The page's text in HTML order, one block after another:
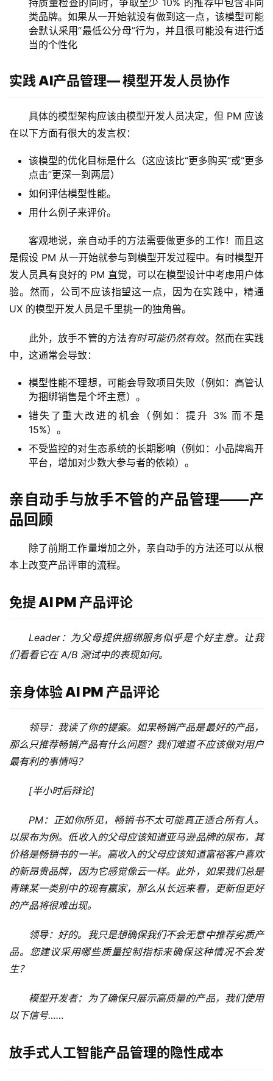
绘
梦
熵
梦
绘
梦
A
I
产
品
行
讯
A
I
持质量检查的同时，争取至少 10% 的推荐中包含非同
类品牌。如果从一开始就没有做到这一点，该模型可能
会默认采用“最低公分母”行为，并且很可能没有进行适
当的个性化
实践 AI产品管理— 模型开发人员协作
具体的模型架构应该由模型开发人员决定，但 PM 应该
在以下方面有很大的发言权：
该模型的优化目标是什么（这应该比“更多购买”或“更多
点击”更深一到两层）
如何评估模型性能。
用什么例子来评价。
客观地说，亲自动手的方法需要做更多的工作！而且这
是假设 PM 从一开始就参与到模型开发过程中。有时模型开
发人员具有良好的 PM 直觉，可以在模型设计中考虑用户体
验。然而，公司不应该指望这一点，因为在实践中，精通
UX 的模型开发人员是千里挑一的独角兽。
此外，放手不管的方法有时可能仍然有效。然而在实践
中，这通常会导致：
模型性能不理想，可能会导致项目失败（例如：高管认
为捆绑销售是个坏主意）。
错失了重大改进的机会（例如：提升 3% 而不是
15%）。
不受监控的对生态系统的长期影响（例如：小品牌离开
平台，增加对少数大参与者的依赖）。
亲自动手与放手不管的产品管理——产
品回顾
除了前期工作量增加之外，亲自动手的方法还可以从根
本上改变产品评审的流程。
免提 AI PM 产品评论
Leader：为父母提供捆绑服务似乎是个好主意。让我
们看看它在 A/B 测试中的表现如何。
亲身体验 AI PM 产品评论
领导：我读了你的提案。如果畅销产品是最好的产品，
那么只推荐畅销产品有什么问题？我们难道不应该做对用户
最有利的事情吗？
[半小时后辩论]
PM：正如你所见，畅销书不太可能真正适合所有人。
以尿布为例。低收入的父母应该知道亚马逊品牌的尿布，其
价格是畅销书的一半。高收入的父母应该知道富裕客户喜欢
的新昂贵品牌，因为它感觉像云一样。此外，如果我们总是
青睐某一类别中的现有赢家，那么从长远来看，更新但更好
的产品将很难出现。
领导：好的。我只是想确保我们不会无意中推荐劣质产
品。您建议采用哪些质量控制指标来确保这种情况不会发
生？
模型开发者：为了确保只展示高质量的产品，我们使用
以下信号……
放手式人工智能产品管理的隐性成本